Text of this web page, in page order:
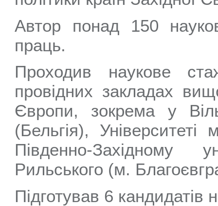
Автор понад 150
праць.
Проходив наукове
провідних закладах
Європи, зокрема у
(Бельгія),
Південно-Західному
Рильського (м.
Підготував 6 кандидатів